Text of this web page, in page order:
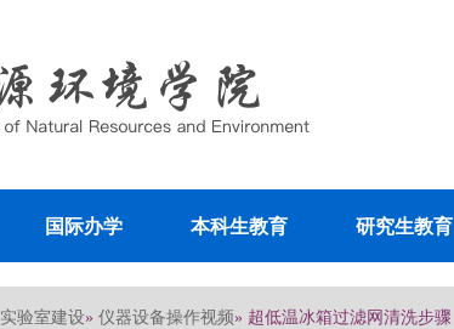
国际办学 本科生教育 研究生教育
实验室建设» 仪器设备操作视频» 超低温冰箱过滤网清洗步骤